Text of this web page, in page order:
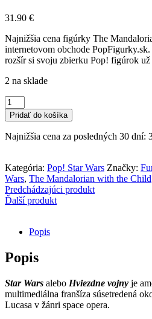
31.90 €
Najnižšia cena figúrky The
internetovom obchode
rozšír si svoju zbierku Pop! figúrok už
2 na sklade
množstvo
Funko
POP!
Star
Wars
The
Mandalorian
with
The
Pridať do košíka
Najnižšia cena za posledných 30 dní:
Kategória: Pop! Star Wars Značky:
Wars, The Mandalorian with the Child
Predchádzajúci produkt
Ďalší produkt
Popis
Popis
Star Wars alebo Hviezdne vojny je
multimediálna franšíza súsetredená
Lucasa v žánri space opera.